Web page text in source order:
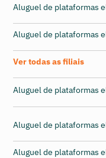
Aluguel de plataformas
Aluguel de plataformas
Ver todas as filiais
Aluguel de plataformas
Aluguel de plataformas
Aluguel de plataformas